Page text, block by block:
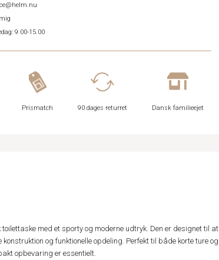
9.00-15.00
Prismatch 90 dages returret Dansk familieejet
med et sporty og moderne udtryk. Den er designet til at
og funktionelle opdeling. Perfekt til både korte ture og
opbevaring er essentielt.